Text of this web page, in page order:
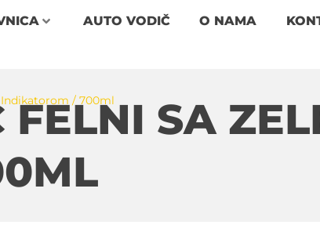
AUTO VODIČ O NAMA
Indikatorom / 700ml
SA